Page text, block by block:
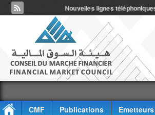
Nouvelles lignes
CMF Publications Emetteurs